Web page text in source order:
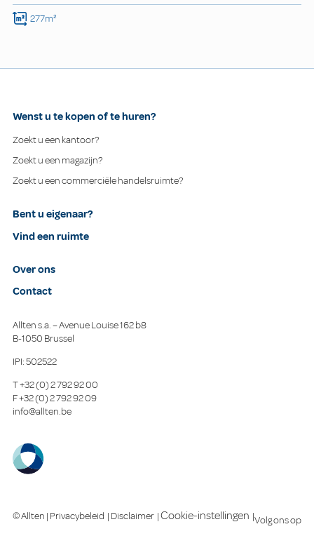
277m²
Wenst u te kopen of te huren?
Zoekt u een kantoor?
Zoekt u een magazijn?
Zoekt u een commerciële handelsruimte?
Bent u eigenaar?
Vind een ruimte
Over ons
Contact
Allten s.a. – Avenue Louise 162 b8
B-1050 Brussel
IPI: 502522
T+32 (0) 2 792 92 00
F+32 (0) 2 792 92 09
info@allten.be
© Allten | Privacybeleid | Disclaimer |Cookie-instellingen |Volg ons op